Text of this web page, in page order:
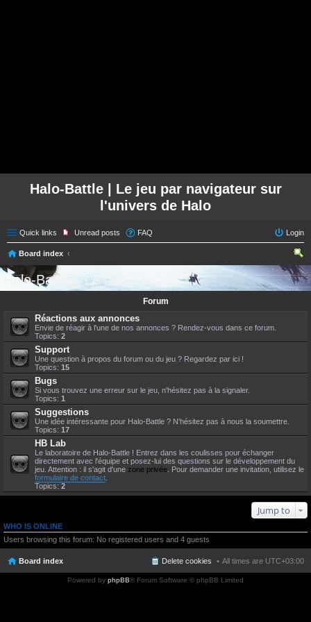
Halo-Battle | Le jeu par navigateur sur
l'univers de Halo
Quick links Unread posts FAQ Login
Board index
ear
ch
Halo-Battle - Le Jeu
Forum
Réactions aux annonces
Envie de réagir à l'une de nos annonces ? Rendez-vous dans ce forum.
Topics: 2
Support
Une question à propos du forum ou du jeu ? Regardez par ici !
Topics: 15
Bugs
Si vous trouvez une erreur sur le jeu, n'hésitez pas à la signaler.
Topics: 1
Suggestions
Une idée intéressante pour Halo-Battle ? N'hésitez pas à nous la soumettre.
Topics: 17
HB Lab
Le laboratoire de Halo-Battle ! Entrez dans les coulisses pour échanger
directement avec l'équipe et posez-lui des questions sur le développement du
jeu. Attention : il s'agit d'une zone privée . Pour demander une invitation, utilisez le
formulaire de contact
Topics: 2
Jump to
WHO IS ONLINE
Users browsing this forum: No registered users and 4 guests
Board index All times are UTC+03:00
Delete cookies
Powered by phpBB® Forum Software © phpBB Limited